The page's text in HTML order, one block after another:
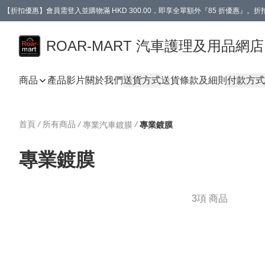
【折扣優惠】會員需登入並購物滿 HKD 300.00，即享全單額外『85 折優惠』。折
ROAR-MART 汽車護理及用品網店
商品 產品影片關於我們送貨方式送貨條款及細則 付款方式
首頁 / 所有商品 / 專業汽車鍍膜 / 專業鍍膜
專業鍍膜
3項 商品